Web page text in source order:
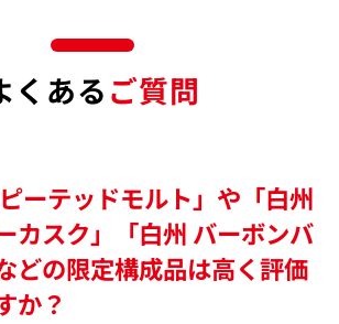
くあるご質問
ピーテッドモルト」や「白州
カスク」「白州 バーボンバ
どの限定構成品は高く評価
か？